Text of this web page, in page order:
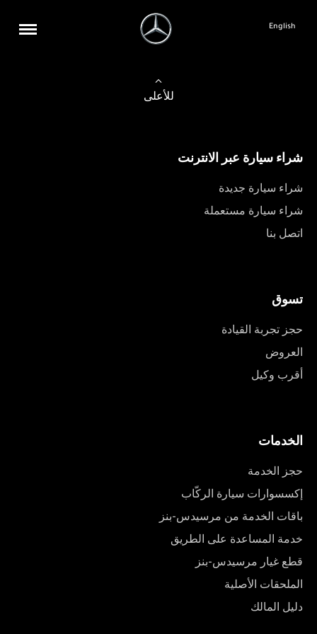
English
للأعلى
شراء سيارة عبر الانترنت
شراء سيارة جديدة
شراء سيارة مستعملة
اتصل بنا
تسوق
حجز تجربة القيادة
العروض
أقرب وكيل
الخدمات
حجز الخدمة
إكسسوارات سيارة الركّاب
باقات الخدمة من مرسيدس-بنز
خدمة المساعدة على الطريق
قطع غيار مرسيدس-بنز
الملحقات الأصلية
دليل المالك